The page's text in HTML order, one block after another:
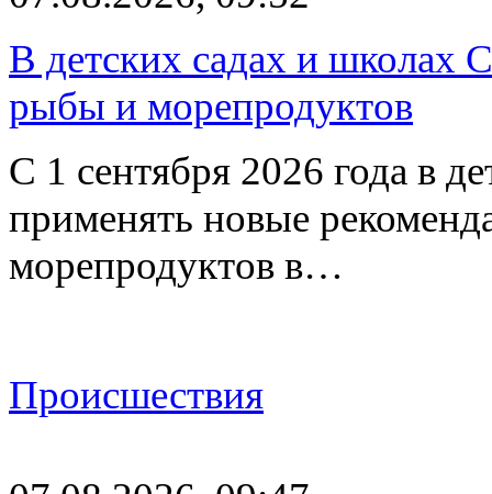
В детских садах и школах
рыбы и морепродуктов
С 1 сентября 2026 года в
применять новые
морепродуктов в…
Происшествия